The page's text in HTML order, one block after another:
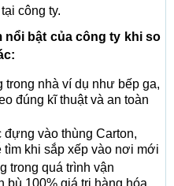
công ty.
bật của công ty khi so
nhà ví dụ như bếp ga,
đúng kĩ thuật và an toàn
vào thùng Carton,
khi sắp xếp vào nơi mới
trong quá trình vận
bù 100% giá trị hàng hóa